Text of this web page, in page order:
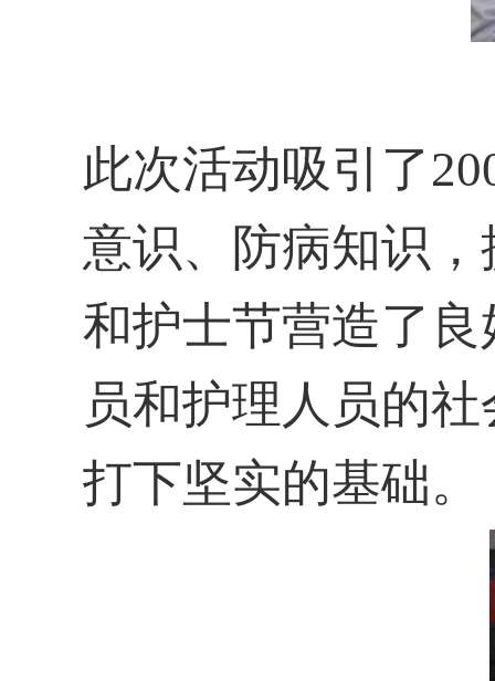
此次活动吸引了
意识、防病知识
和护士节营造了
员和护理人员的
打下坚实的基础。